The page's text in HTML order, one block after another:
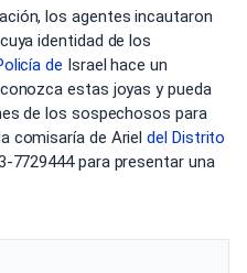
los agentes incautaron
identidad de los
de Israel hace un
estas joyas y pueda
de los sospechosos para
comisaría de Arieldel Distrito
7729444 para presentar una